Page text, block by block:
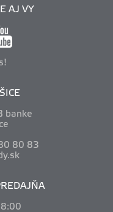
AJ VY
banke
80 83